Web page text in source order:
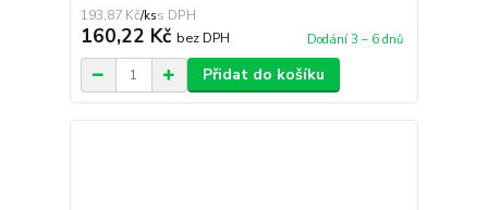
193,87 Kč/ks
160,22 Kč bez DPH Dodání 3 – 6 dnů
Přidat do košíku